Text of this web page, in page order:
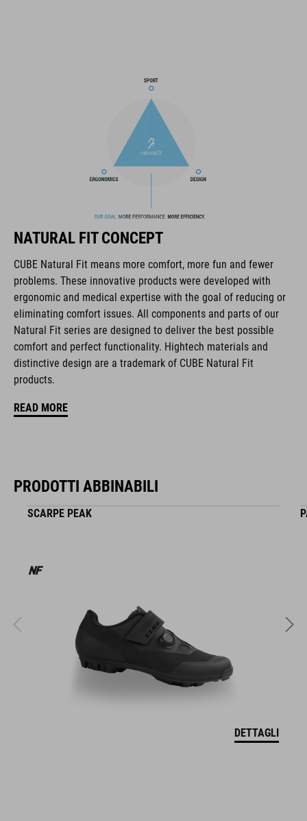
compatibilità con occhiali da ciclismo
concetto Natural Fit
CODICE ARTICOLO
COLORE
blue
MATERIALE
Struttura a guscio multipla EPS
PESO
315 g (con visiera)
NATURAL FIT CONCEPT
CUBE Natural Fit means more comfort, more fun and fewer
problems. These innovative products were developed with
ergonomic and medical expertise with the goal of reducing or
eliminating comfort issues. All components and parts of our
Natural Fit series are designed to deliver the best possible
comfort and perfect functionality. Hightech materials and
distinctive design are a trademark of CUBE Natural Fit
products.
READ MORE
PRODOTTI ABBINABILI
SCARPE PEAK
DETTAGLI